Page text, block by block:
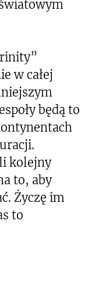
w całej
będą to
kolejny
to, aby
Życzę im
to